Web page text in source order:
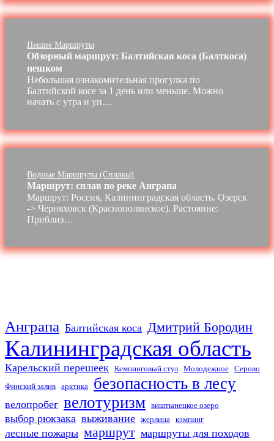
Пешие Маршруты
Обзорный маршрут: Балтийская коса (Балткоса)
пешком
Небольшая ознакомительная прогулка по
Балтийской косе за 1 день или меньше. Можно
начать с утра и уп…
Водные Маршруты (сплавы)
Маршрут: сплав по реке Анграпа
Маршрут: Россия, Калининградская область. Озерск
-> Черняховск (Краснополянское). Растояние:
Приблиз…
Анграпа Балтийская коса Дмитрий Бородин
Калининградская область
Карельский перешеек Кемпинговый стул Молодежное Серово
Финский залив арктика безопасность в лесу
велопробег велотуризм виштынецкое озеро
выбор рюкзака выживание жерлица кэмпинг
лесные пожары маршрут маршруты для походов